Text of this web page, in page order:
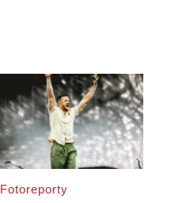
Fotoreporty